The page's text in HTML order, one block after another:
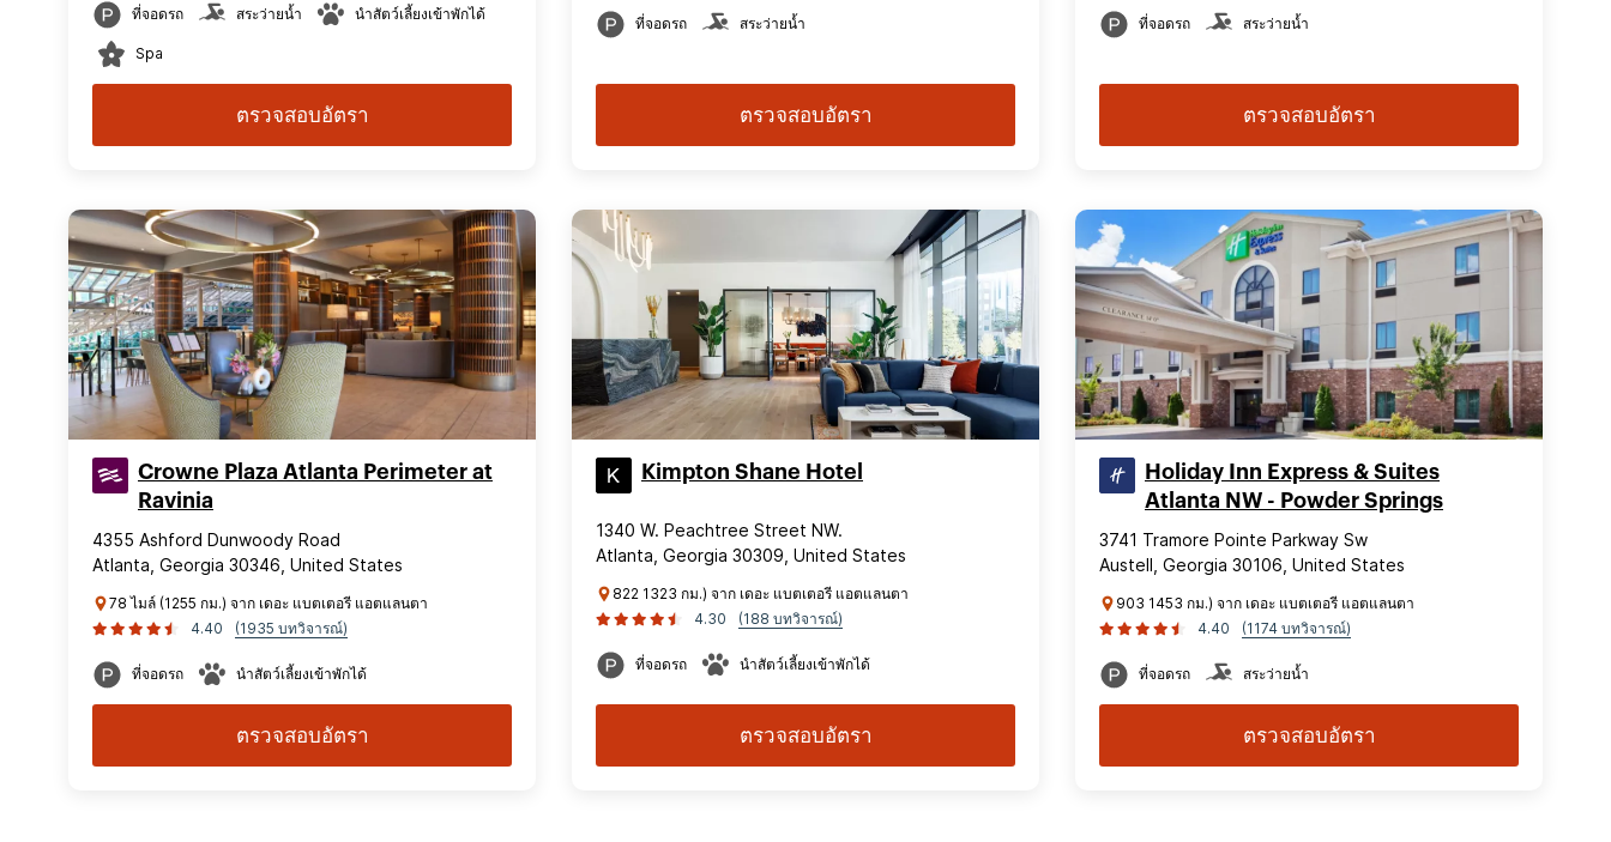
ที่จอดรถ สระว่ายน้ำ นำสัตว์เลี้ยงเข้าพักได้
Spa
ตรวจสอบอัตรา
ที่จอดรถ สระว่ายน้ำ
ตรวจสอบอัตรา
ที่จอดรถ สระว่ายน้ำ
ตรวจสอบอัตรา
Crowne Plaza Atlanta Perimeter at
Ravinia
4355 Ashford Dunwoody Road
Atlanta, Georgia 30346, United States
78 ไมล์ (1255 กม.) จาก เดอะ แบตเตอรี แอตแลนตา
4.40
(1935 บทวิจารณ์)
ที่จอดรถ นำสัตว์เลี้ยงเข้าพักได้
ตรวจสอบอัตรา
Kimpton Shane Hotel
1340 W. Peachtree Street NW.
Atlanta, Georgia 30309, United States
822 1323 กม.) จาก เดอะ แบตเตอรี แอตแลนตา
4.30
(188 บทวิจารณ์)
ที่จอดรถ นำสัตว์เลี้ยงเข้าพักได้
ตรวจสอบอัตรา
Holiday Inn Express & Suites
Atlanta NW - Powder Springs
3741 Tramore Pointe Parkway Sw
Austell, Georgia 30106, United States
903 1453 กม.) จาก เดอะ แบตเตอรี แอตแลนตา
4.40
(1174 บทวิจารณ์)
ที่จอดรถ สระว่ายน้ำ
ตรวจสอบอัตรา